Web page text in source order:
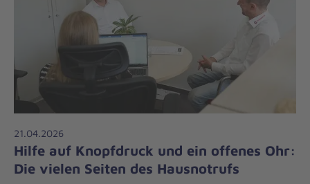
21.04.2026
Hilfe auf Knopfdruck und ein offenes Ohr:
Die vielen Seiten des Hausnotrufs